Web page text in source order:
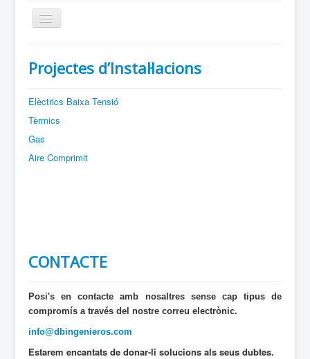
SERVEIS
CONTACTE
Projectes d’Instal·lacions
Elèctrics Baixa Tensió
Tèrmics
Gas
Aire Comprimit
CONTACTE
Posi's en contacte amb nosaltres sense cap tipus de
compromís a través del nostre correu electrònic.
info@dbingenieros.com
Estarem encantats de donar-li solucions als seus dubtes.